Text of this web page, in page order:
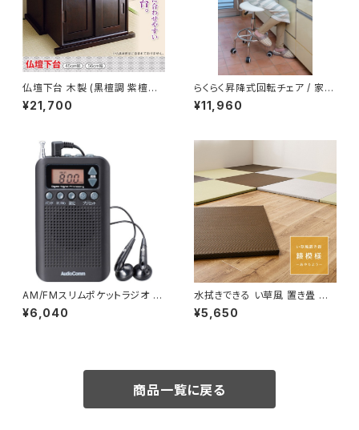
仏壇下台 木製 (黒檀調 紫檀調)
(45cm幅 56cm幅) / 生活雑貨
日用品 仏事・神事用品
¥21,700
らくらく昇降式回転チェア / 家
具・インテリア
¥11,960
AM/FMスリムポケットラジオ 黒
/ 生活雑貨 日用品 防災用品
¥6,040
水拭きできる い草風 置き畳 フ
ローリングに置く畳 縁なし 滑り
止め 「綾模様」 4色/1、6、9、12
¥5,650
商品一覧に戻る